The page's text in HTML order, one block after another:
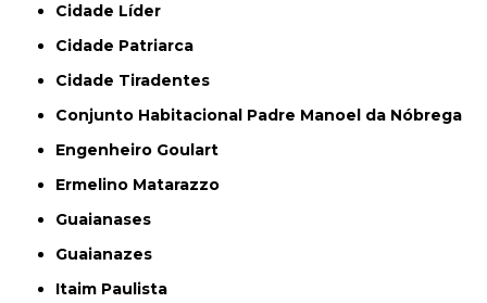
Cidade Líder
Cidade Patriarca
Cidade Tiradentes
Conjunto Habitacional Padre Manoel da Nóbrega
Engenheiro Goulart
Ermelino Matarazzo
Guaianases
Guaianazes
Itaim Paulista